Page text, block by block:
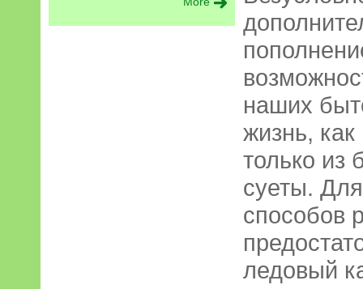
наших
жизнь, как
только из
суеты.
способов
ледовый